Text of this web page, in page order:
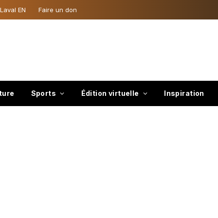
EN Faire un don
Sports Édition virtuelle Inspiration